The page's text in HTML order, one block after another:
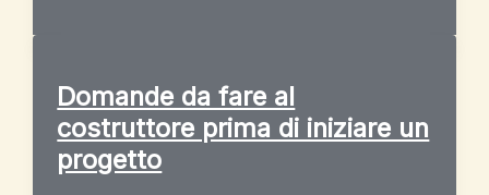
Domande da fare al
costruttore prima di iniziare un
progetto